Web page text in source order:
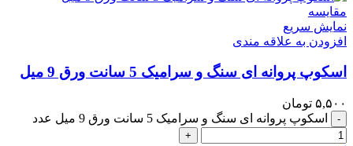
مقايسه
نمایش سریع
افزودن به علاقه مندی
اسکوپ پروانه ای سنگ و سرامیک 5 سانت ورق 9 میل
۵,۵۰۰ تومان
- اسکوپ پروانه ای سنگ و سرامیک 5 سانت ورق 9 میل عدد
+